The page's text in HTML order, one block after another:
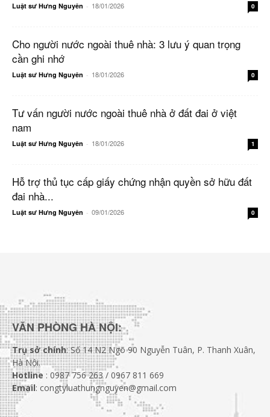
Luật sư Hưng Nguyên - 18/01/2026 0
Cho người nước ngoài thuê nhà: 3 lưu ý quan trọng
cần ghi nhớ
Luật sư Hưng Nguyên - 18/01/2026 0
Tư vấn người nước ngoài thuê nhà ở đất đai ở việt
nam
Luật sư Hưng Nguyên - 18/01/2026 1
Hỗ trợ thủ tục cấp giấy chứng nhận quyền sở hữu đất
đai nhà...
Luật sư Hưng Nguyên - 09/01/2026 0
VĂN PHÒNG HÀ NỘI:
Trụ sở chính: Số 14 N2 Ngõ 90 Nguyễn Tuân, P. Thanh Xuân,
Hà Nội.
Hotline : 0987 756 263 / 0967 811 669
Email: congtyluathungnguyen@gmail.com